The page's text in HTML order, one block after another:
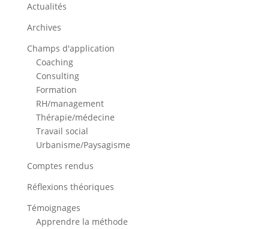
Actualités
Archives
Champs d'application
Coaching
Consulting
Formation
RH/management
Thérapie/médecine
Travail social
Urbanisme/Paysagisme
Comptes rendus
Réflexions théoriques
Témoignages
Apprendre la méthode